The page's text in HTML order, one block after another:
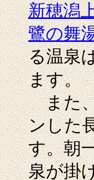
新穂潟
鷺の舞
る温泉
ます。
また、
ンした
す。朝
泉が掛